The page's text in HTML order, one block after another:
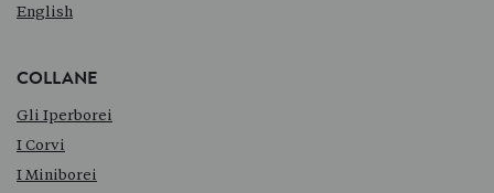
English
COLLANE
Gli Iperborei
I Corvi
I Miniborei